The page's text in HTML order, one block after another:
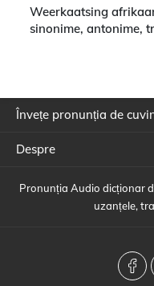
Weerkaatsing
sinonime, antonime,
Învețe pronunția de
Despre
Pronunția Audio dicționar
uzanțele,